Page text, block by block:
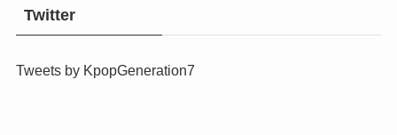
Twitter
Tweets by KpopGeneration7